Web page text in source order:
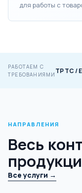
для работы с
РАБОТАЕМ С
ТРЕБОВАНИЯМИ ТР ТС /
НАПРАВЛЕНИЯ
Весь
Все услуги →